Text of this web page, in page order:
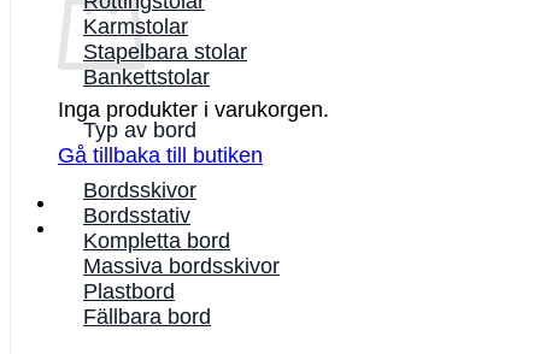
Inga produkter i varukorgen.
Gå tillbaka till butiken
Karmstolar
Stapelbara stolar
Bankettstolar
Typ av bord
Bordsskivor
Bordsstativ
Kompletta bord
Massiva bordsskivor
Plastbord
Fällbara bord